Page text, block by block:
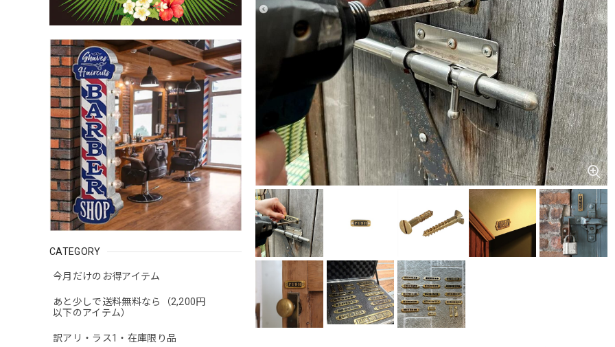
CATEGORY
今月だけのお得アイテム
あと少しで送料無料なら（2,200円
以下のアイテム）
訳アリ・ラス1・在庫限り品